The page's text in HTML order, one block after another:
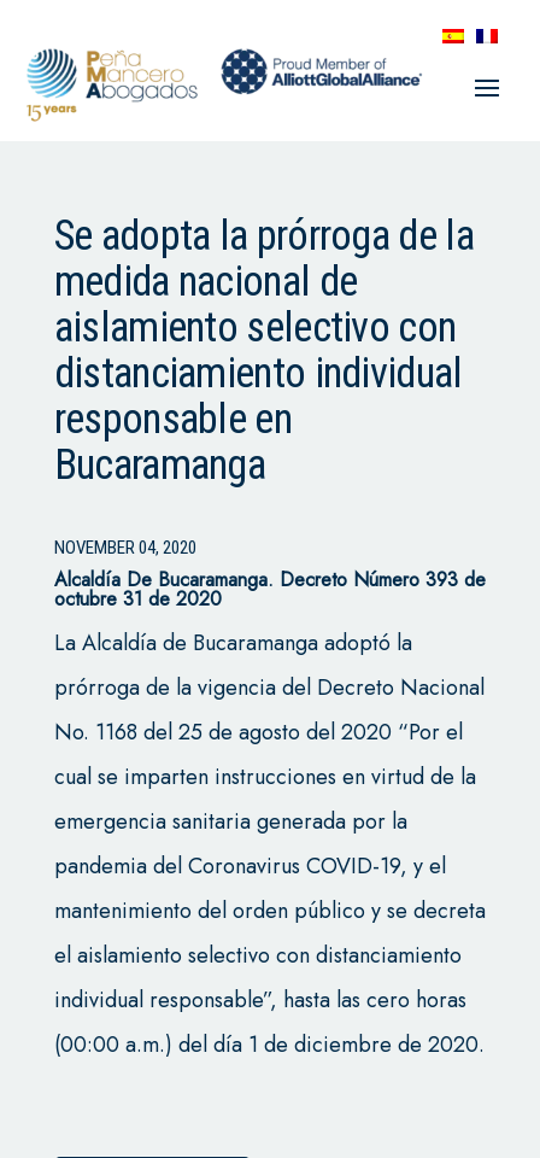
Se adopta la prórroga de la
medida nacional de
aislamiento selectivo con
distanciamiento individual
responsable en
Bucaramanga
NOVEMBER 04, 2020
Alcaldía De Bucaramanga. Decreto Número 393 de
octubre 31 de 2020
La Alcaldía de Bucaramanga adoptó la
prórroga de la vigencia del Decreto Nacional
No. 1168 del 25 de agosto del 2020 “Por el
cual se imparten instrucciones en virtud de la
emergencia sanitaria generada por la
pandemia del Coronavirus COVID-19, y el
mantenimiento del orden público y se decreta
el aislamiento selectivo con distanciamiento
individual responsable”, hasta las cero horas
(00:00 a.m.) del día 1 de diciembre de 2020.